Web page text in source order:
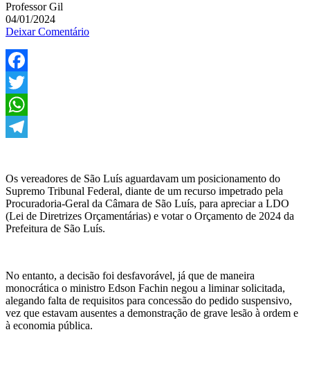
Professor Gil
04/01/2024
Deixar Comentário
Facebook
Twitter
WhatsApp
Os vereadores de São Luís aguardavam um posicionamento do
Supremo Tribunal Federal, diante de um recurso impetrado pela
Procuradoria-Geral da Câmara de São Luís, para apreciar a LDO
(Lei de Diretrizes Orçamentárias) e votar o Orçamento de 2024 da
Prefeitura de São Luís.
No entanto, a decisão foi desfavorável, já que de maneira
monocrática o ministro Edson Fachin negou a liminar solicitada,
alegando falta de requisitos para concessão do pedido suspensivo,
vez que estavam ausentes a demonstração de grave lesão à ordem e
à economia pública.